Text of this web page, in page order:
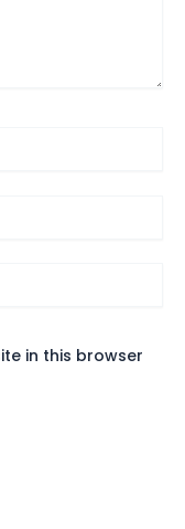
in this browser